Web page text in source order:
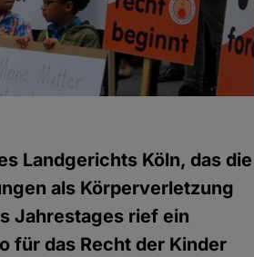
Landgerichts Köln, das die
als Körperverletzung
Jahrestages rief ein
für das Recht der Kinder